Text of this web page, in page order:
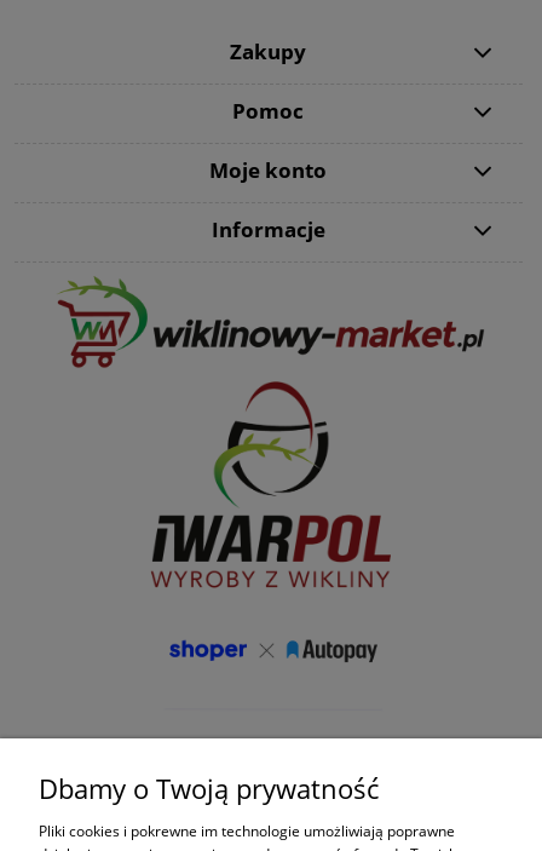
Zakupy
Pomoc
Moje konto
Informacje
Dbamy o Twoją prywatność
Pliki cookies i pokrewne im technologie umożliwiają poprawne